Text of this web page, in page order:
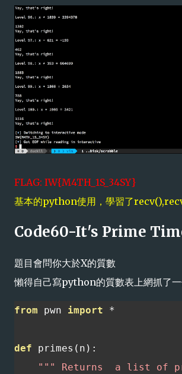
FLAG: IW{M4TH_1S_34SY}
基本的python使用，學習了
Code60-It's Prime
題目會問你大於X的質數
懶得自己寫python的質數表上網抓了一
from pwn import *
def primes ( n ):
""" Returns  a list of